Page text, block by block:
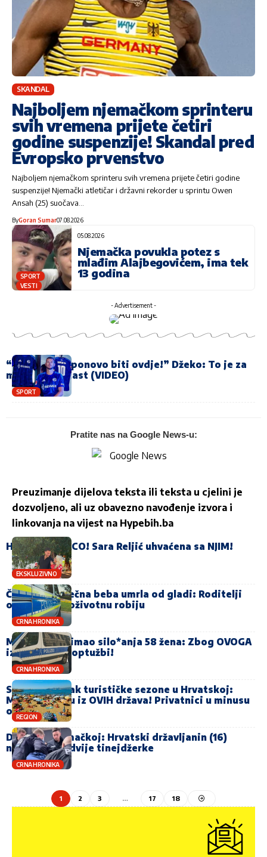
SKANDAL
Najboljem njemačkom sprinteru
svih vremena prijete četiri
godine suspenzije! Skandal pred
Evropsko prvenstvo
Najboljem njemačkom sprinteru svih vremena prijete četiri godine
suspenzije! Njemački atletičar i državni rekorder u sprintu Owen
Ansah (25) suočava…
ByGoran Sumar07.08.2026
05.08.2026
Njemačka povukla potez s
mlađim Alajbegovićem, ima tek
13 godina
SPORT
VESTI
- Advertisement -
SPORT
“Predivno je ponovo biti ovdje!” Džeko: To je za
mene velika čast (VIDEO)
Pratite nas na Google News-u:
Preuzimanje dijelova teksta ili teksta u cjelini je
dozvoljeno, ali uz obavezno navođenje izvora i
linkovanja na vijest na Hypebih.ba
EKSKLUZIVNO
HYPE PAPARACO! Sara Reljić uhvaćena sa NJIM!
CRNA HRONIKA
Četvoromjesečna beba umrla od gladi: Roditelji
osuđeni na doživotnu robiju
CRNA HRONIKA
Monstrum snimao silo*anja 58 žena: Zbog OVOGA
izbjegao dio optužbi!
REGION
Slabiji početak turističke sezone u Hrvatskoj:
Manje gostiju iz OVIH država! Privatnici u minusu
oko 30 posto
CRNA HRONIKA
Drama u Njemačkoj: Hrvatski državljanin (16)
nožem ranio dvije tinejdžerke
1 2 3 … 17 18